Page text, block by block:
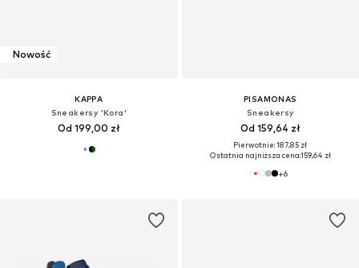
Nowość
KAPPA
Sneakersy 'Kora'
Od 199,00 zł
PISAMONAS
Sneakersy
Od 159,64 zł
Pierwotnie: 187,85 zł
Ostatnia najniższa cena:159,64 zł
+6